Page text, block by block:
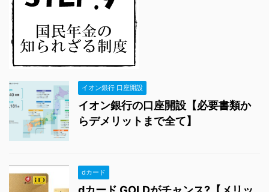
イオン銀行 口座開設
イオン銀行の口座開設【必要書類か
らデメリットまで全て】
dカード